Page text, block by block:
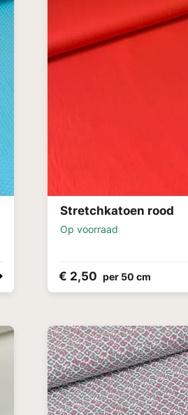
Stretchkatoen rood
Op voorraad
€ 2,50 per 50 cm